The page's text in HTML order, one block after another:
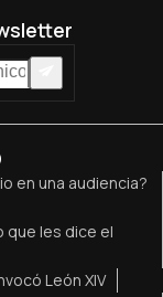
en una audiencia?
que les dice el
León XIV